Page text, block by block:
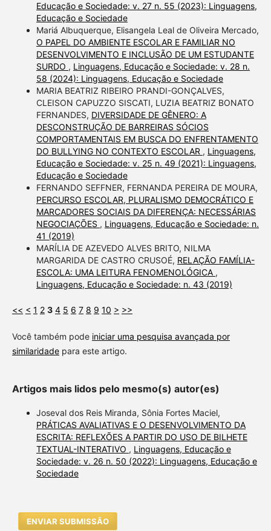
Educação e Sociedade: v. 27 n. 55 (2023): Linguagens,
Educação e Sociedade
Mariá Albuquerque, Elisangela Leal de Oliveira Mercado,
O PAPEL DO AMBIENTE ESCOLAR E FAMILIAR NO
DESENVOLVIMENTO E INCLUSÃO DE UM ESTUDANTE
SURDO , Linguagens, Educação e Sociedade: v. 28 n.
58 (2024): Linguagens, Educação e Sociedade
MARIA BEATRIZ RIBEIRO PRANDI-GONÇALVES,
CLEISON CAPUZZO SISCATI, LUZIA BEATRIZ BONATO
FERNANDES, DIVERSIDADE DE GÊNERO: A
DESCONSTRUÇÃO DE BARREIRAS SÓCIOS
COMPORTAMENTAIS EM BUSCA DO ENFRENTAMENTO
DO BULLYING NO CONTEXTO ESCOLAR , Linguagens,
Educação e Sociedade: v. 25 n. 49 (2021): Linguagens,
Educação e Sociedade
FERNANDO SEFFNER, FERNANDA PEREIRA DE MOURA,
PERCURSO ESCOLAR, PLURALISMO DEMOCRÁTICO E
MARCADORES SOCIAIS DA DIFERENÇA: NECESSÁRIAS
NEGOCIAÇÕES , Linguagens, Educação e Sociedade: n.
41 (2019)
MARÍLIA DE AZEVEDO ALVES BRITO, NILMA
MARGARIDA DE CASTRO CRUSOÉ, RELAÇÃO FAMÍLIA-
ESCOLA: UMA LEITURA FENOMENOLÓGICA ,
Linguagens, Educação e Sociedade: n. 43 (2019)
<< < 1 2 3 4 5 6 7 8 9 10 > >>
Você também pode iniciar uma pesquisa avançada por
similaridadepara este artigo.
Artigos mais lidos pelo mesmo(s) autor(es)
Joseval dos Reis Miranda, Sônia Fortes Maciel,
PRÁTICAS AVALIATIVAS E O DESENVOLVIMENTO DA
ESCRITA: REFLEXÕES A PARTIR DO USO DE BILHETE
TEXTUAL-INTERATIVO , Linguagens, Educação e
Sociedade: v. 26 n. 50 (2022): Linguagens, Educação e
Sociedade
ENVIAR SUBMISSÃO